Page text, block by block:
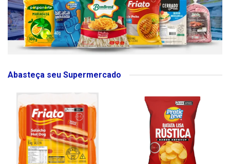
Abasteça seu Supermercado